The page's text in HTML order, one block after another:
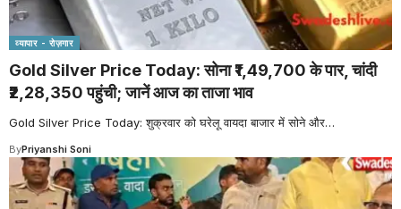
व्यापार - रोज़गार
Gold Silver Price Today: सोना ₹1,49,700 के पार, चांदी
₹2,28,350 पहुंची; जानें आज का ताजा भाव
Gold Silver Price Today: शुक्रवार को घरेलू वायदा बाजार में सोने और…
ByPriyanshi Soni